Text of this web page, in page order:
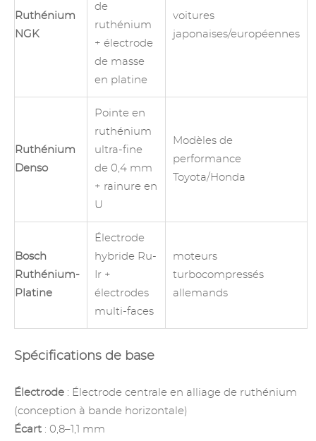
Ruthénium
NGK
de
ruthénium
+ électrode
de masse
en platine
voitures
japonaises/européennes
Ruthénium
Denso
Pointe en
ruthénium
ultra-fine
de 0,4 mm
+ rainure en
U
Modèles de
performance
Toyota/Honda
Bosch
Ruthénium-
Platine
Électrode
hybride Ru-
Ir +
électrodes
multi-faces
moteurs
turbocompressés
allemands
Spécifications de base
Électrode : Électrode centrale en alliage de ruthénium
(conception à bande horizontale)
Écart : 0,8–1,1 mm